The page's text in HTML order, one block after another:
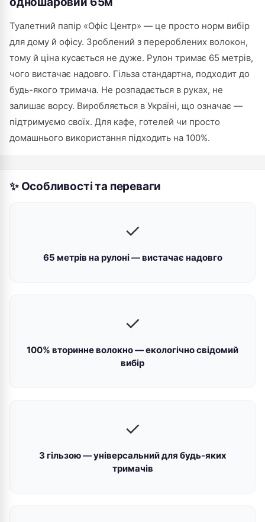
Туалетний папір «Офіс Центр» — це просто норм вибір
для дому й офісу. Зроблений з перероблених волокон,
тому й ціна кусається не дуже. Рулон тримає 65 метрів,
чого вистачає надовго. Гільза стандартна, подходит до
будь-якого тримача. Не розпадається в руках, не
залишає ворсу. Виробляється в Україні, що означає —
підтримуємо своїх. Для кафе, готелей чи просто
домашнього використання підходить на 100%.
✨ Особливості та переваги
✓
65 метрів на рулоні — вистачає надовго
✓
100% вторинне волокно — екологічно свідомий
вибір
✓
З гільзою — універсальний для будь-яких
тримачів